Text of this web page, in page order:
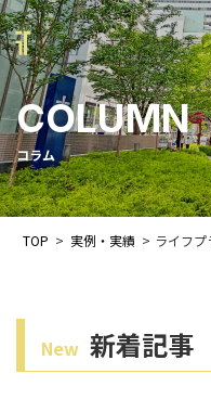
COLUMN
コラム
TOP > 実例・実績 > ライフ
New 新着記事